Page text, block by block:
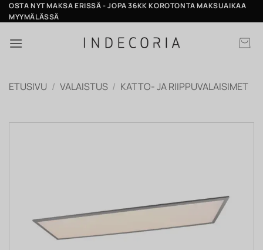
Skip
to
OSTA NYT MAKSA ERISSÄ - JOPA 36KK KOROTONTA MAKSUAIKAA
MYYMÄLÄSSÄ
ETUSIVU / VALAISTUS / KATTO- JA RIIPPUVALAISIMET